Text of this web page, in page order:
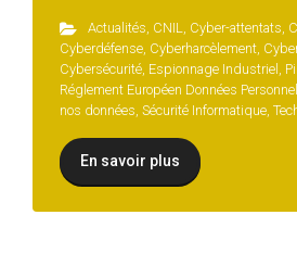
Actualités CNIL Cyber-attentats
Cyberdéfense Cyberharcèlement
Cybersécurité Espionnage Industriel
Réglement Européen Données
nos données Sécurité Informatique
En savoir plus